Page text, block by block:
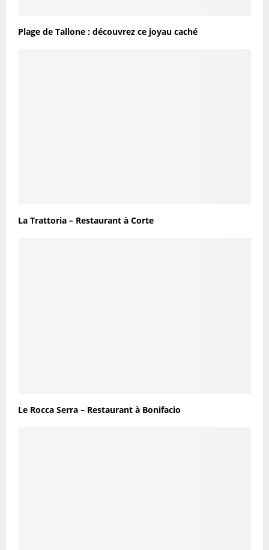
Plage de Tallone : découvrez ce joyau caché
La Trattoria – Restaurant à Corte
Le Rocca Serra – Restaurant à Bonifacio